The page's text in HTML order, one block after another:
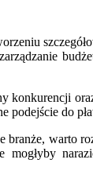
konkurencji
podejście do
warto